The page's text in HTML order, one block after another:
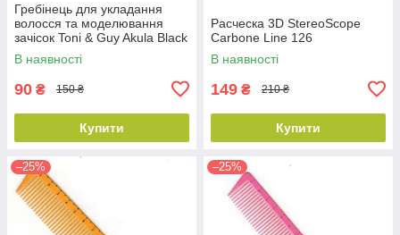
Гребінець для укладання
волосся та моделювання
зачісок Toni & Guy Akula Black
(YB-202)
В наявності
90 ₴ 150 ₴
Купити
Расческа 3D StereoScope
Carbone Line 126
В наявності
149 ₴ 210 ₴
Купити
–25% –25%